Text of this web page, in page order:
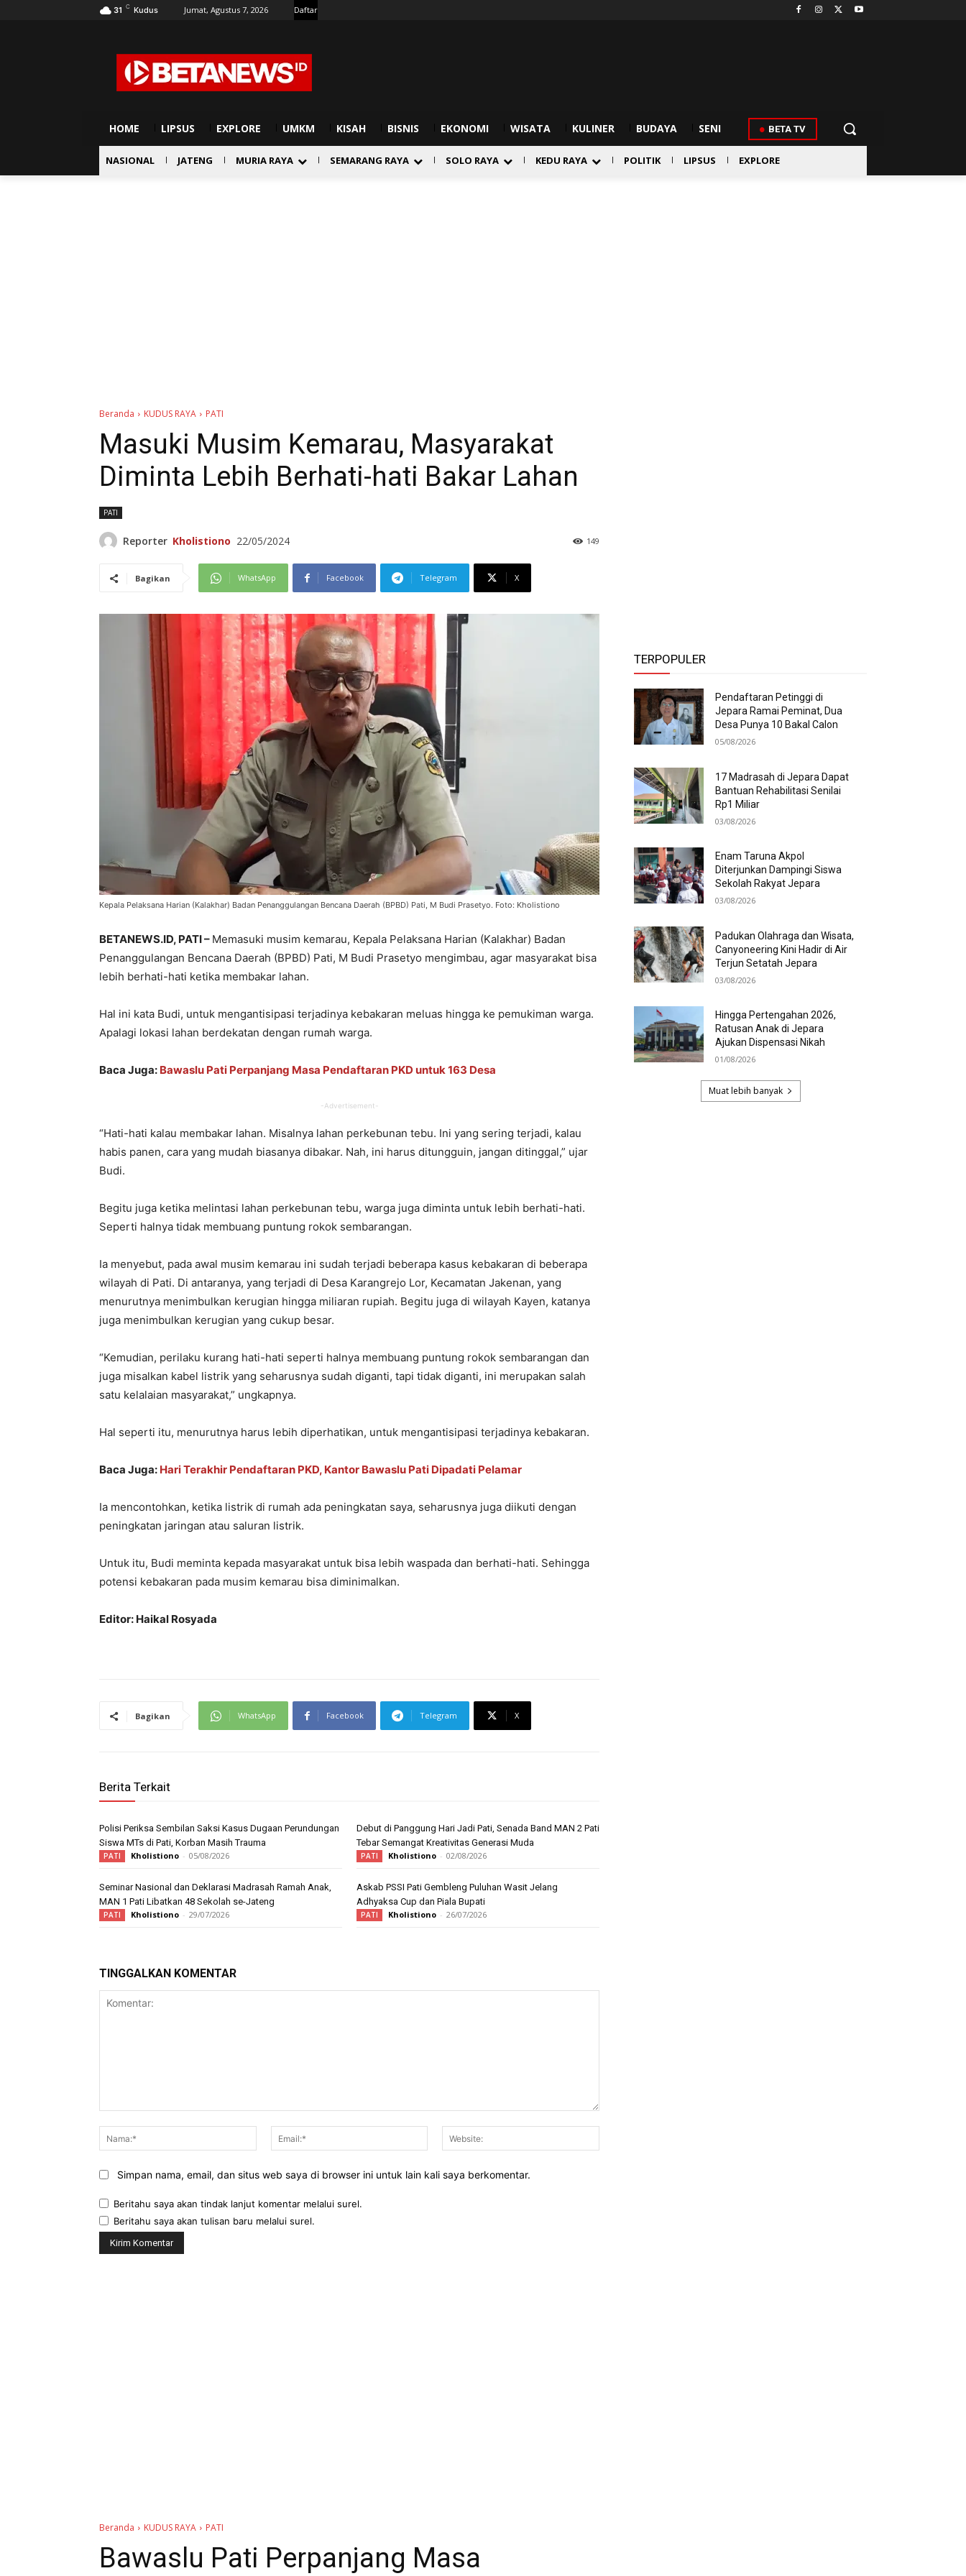
31 C Kudus Jumat, Agustus 7, 2026 Daftar
HOME LIPSUS EXPLORE UMKM KISAH BISNIS EKONOMI WISATA KULINER BUDAYA SENI BETA TV
NASIONAL JATENG MURIA RAYA SEMARANG RAYA SOLO RAYA KEDU RAYA POLITIK LIPSUS EXPLORE
Beranda KUDUS RAYA PATI
Masuki Musim Kemarau, Masyarakat
Diminta Lebih Berhati-hati Bakar Lahan
PATI
Reporter Kholistiono 22/05/2024 149
Bagikan WhatsApp Facebook Telegram X
Kepala Pelaksana Harian (Kalakhar) Badan Penanggulangan Bencana Daerah (BPBD) Pati, M Budi Prasetyo. Foto: Kholistiono
BETANEWS.ID, PATI – Memasuki musim kemarau, Kepala Pelaksana Harian (Kalakhar) Badan
Penanggulangan Bencana Daerah (BPBD) Pati, M Budi Prasetyo mengimbau, agar masyarakat bisa
lebih berhati-hati ketika membakar lahan.
Hal ini kata Budi, untuk mengantisipasi terjadinya kebakaran meluas hingga ke pemukiman warga.
Apalagi lokasi lahan berdekatan dengan rumah warga.
Baca Juga: Bawaslu Pati Perpanjang Masa Pendaftaran PKD untuk 163 Desa
-Advertisement-
“Hati-hati kalau membakar lahan. Misalnya lahan perkebunan tebu. Ini yang sering terjadi, kalau
habis panen, cara yang mudah biasanya dibakar. Nah, ini harus ditungguin, jangan ditinggal,” ujar
Budi.
Begitu juga ketika melintasi lahan perkebunan tebu, warga juga diminta untuk lebih berhati-hati.
Seperti halnya tidak membuang puntung rokok sembarangan.
Ia menyebut, pada awal musim kemarau ini sudah terjadi beberapa kasus kebakaran di beberapa
wilayah di Pati. Di antaranya, yang terjadi di Desa Karangrejo Lor, Kecamatan Jakenan, yang
menurutnya menimbulkan kerugian hingga miliaran rupiah. Begitu juga di wilayah Kayen, katanya
juga menimbulkan kerugian yang cukup besar.
“Kemudian, perilaku kurang hati-hati seperti halnya membuang puntung rokok sembarangan dan
juga misalkan kabel listrik yang seharusnya sudah diganti, tapi tidak diganti, ini merupakan salah
satu kelalaian masyarakat,” ungkapnya.
Hal seperti itu, menurutnya harus lebih diperhatikan, untuk mengantisipasi terjadinya kebakaran.
Baca Juga: Hari Terakhir Pendaftaran PKD, Kantor Bawaslu Pati Dipadati Pelamar
Ia mencontohkan, ketika listrik di rumah ada peningkatan saya, seharusnya juga diikuti dengan
peningkatan jaringan atau saluran listrik.
Untuk itu, Budi meminta kepada masyarakat untuk bisa lebih waspada dan berhati-hati. Sehingga
potensi kebakaran pada musim kemarau bisa diminimalkan.
Editor: Haikal Rosyada
Bagikan WhatsApp Facebook Telegram X
Berita Terkait
Polisi Periksa Sembilan Saksi Kasus Dugaan Perundungan
Siswa MTs di Pati, Korban Masih Trauma
PATI Kholistiono - 05/08/2026
Debut di Panggung Hari Jadi Pati, Senada Band MAN 2 Pati
Tebar Semangat Kreativitas Generasi Muda
PATI Kholistiono - 02/08/2026
Seminar Nasional dan Deklarasi Madrasah Ramah Anak,
MAN 1 Pati Libatkan 48 Sekolah se-Jateng
PATI Kholistiono - 29/07/2026
Askab PSSI Pati Gembleng Puluhan Wasit Jelang
Adhyaksa Cup dan Piala Bupati
PATI Kholistiono - 26/07/2026
TINGGALKAN KOMENTAR
Nama:*
Email:*
Simpan nama, email, dan situs web saya di browser ini untuk lain kali saya berkomentar.
Beritahu saya akan tindak lanjut komentar melalui surel.
Beritahu saya akan tulisan baru melalui surel.
TERPOPULER
Pendaftaran Petinggi di
Jepara Ramai Peminat, Dua
Desa Punya 10 Bakal Calon
05/08/2026
17 Madrasah di Jepara Dapat
Bantuan Rehabilitasi Senilai
Rp1 Miliar
03/08/2026
Enam Taruna Akpol
Diterjunkan Dampingi Siswa
Sekolah Rakyat Jepara
03/08/2026
Padukan Olahraga dan Wisata,
Canyoneering Kini Hadir di Air
Terjun Setatah Jepara
03/08/2026
Hingga Pertengahan 2026,
Ratusan Anak di Jepara
Ajukan Dispensasi Nikah
01/08/2026
Muat lebih banyak